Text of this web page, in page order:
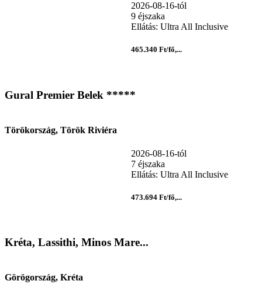
2026-08-16-tól
9 éjszaka
Ellátás: Ultra All Inclusive
465.340 Ft/fő,...
Gural Premier Belek *****
Törökország, Török Riviéra
2026-08-16-tól
7 éjszaka
Ellátás: Ultra All Inclusive
473.694 Ft/fő,...
Kréta, Lassithi, Minos Mare...
Görögország, Kréta